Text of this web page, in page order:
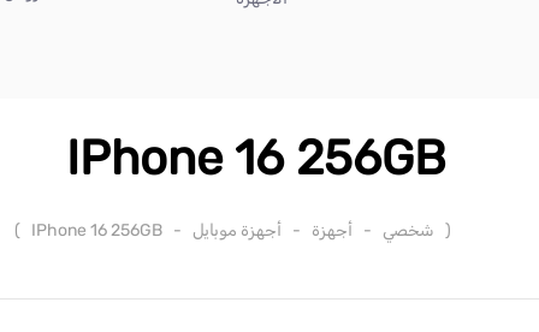
IPhone 16 256GB
( شخصي - أجهزة - أجهزة موبايل -
IPhone 16 256GB
)